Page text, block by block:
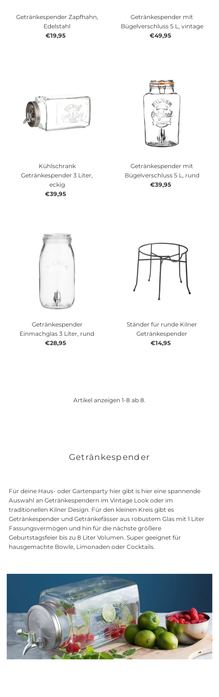
Getränkespender Zapfhahn,
Edelstahl
Regulärer
€19,95
Getränkespender mit
Bügelverschluss 5 L, vintage
Regulärer
€49,95
Kühlschrank
Getränkespender 3 Liter,
eckig
Regulärer
€39,95
Getränkespender mit
Bügelverschluss 5 L, rund
Regulärer
€39,95
Getränkespender
Einmachglas 3 Liter, rund
Regulärer
€28,95
Ständer für runde Kilner
Getränkespender
Regulärer
€14,95
Artikel anzeigen 1-8 ab 8.
Getränkespender
Für deine Haus- oder Gartenparty hier gibt is hier eine spannende
Auswahl an Getränkespendern im Vintage Look oder im
traditionellen Kilner Design. Für den kleinen Kreis gibt es
Getränkespender und Getränkefässer aus robustem Glas mit 1 Liter
Fassungsvermögen und hin für die nächste größere
Geburtstagsfeier bis zu 8 Liter Volumen. Super geeignet für
hausgemachte Bowle, Limonaden oder Cocktails.